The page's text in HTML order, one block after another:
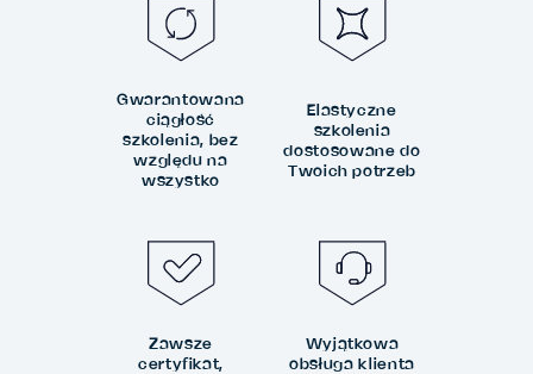
Gwarantowana
ciągłość
szkolenia, bez
względu na
wszystko
Elastyczne
szkolenia
dostosowane do
Twoich potrzeb
Zawsze
certyfikat,
Wyjątkowa
obsługa klienta